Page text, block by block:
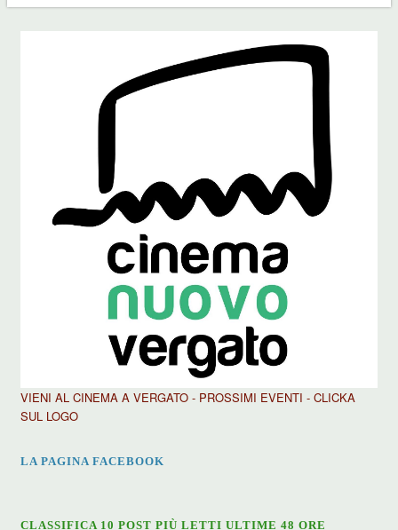
VIENI AL CINEMA A VERGATO - PROSSIMI EVENTI - CLICKA
SUL LOGO
LA PAGINA FACEBOOK
CLASSIFICA 10 POST PIÙ LETTI ULTIME 48 ORE